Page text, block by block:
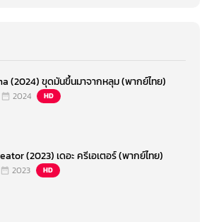
(2024) ขุดมันขึ้นมาจากหลุม (พากย์ไทย)
2024 HD
(2023) เดอะ ครีเอเตอร์ (พากย์ไทย)
2023 HD